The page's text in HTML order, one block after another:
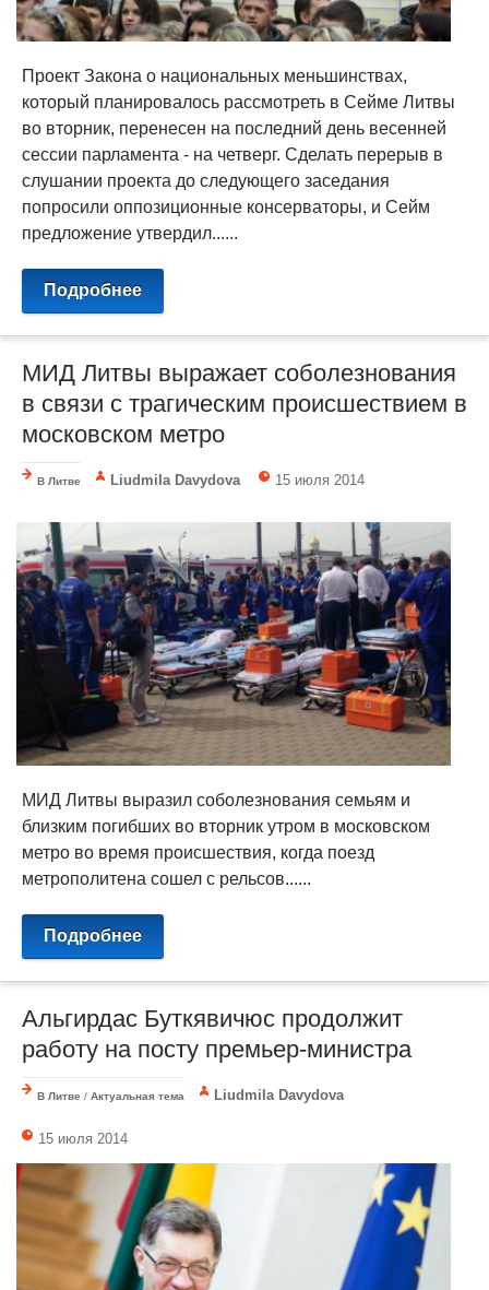
Проект Закона о национальных меньшинствах,
который планировалось рассмотреть в Сейме Литвы
во вторник, перенесен на последний день весенней
сессии парламента - на четверг. Сделать перерыв в
слушании проекта до следующего заседания
попросили оппозиционные консерваторы, и Сейм
предложение утвердил......
Подробнее
МИД Литвы выражает соболезнования
в связи с трагическим происшествием в
московском метро
В Литве Liudmila Davydova 15 июля 2014
МИД Литвы выразил соболезнования семьям и
близким погибших во вторник утром в московском
метро во время происшествия, когда поезд
метрополитена сошел с рельсов......
Подробнее
Альгирдас Буткявичюс продолжит
работу на посту премьер-министра
В Литве / Актуальная тема Liudmila Davydova
15 июля 2014